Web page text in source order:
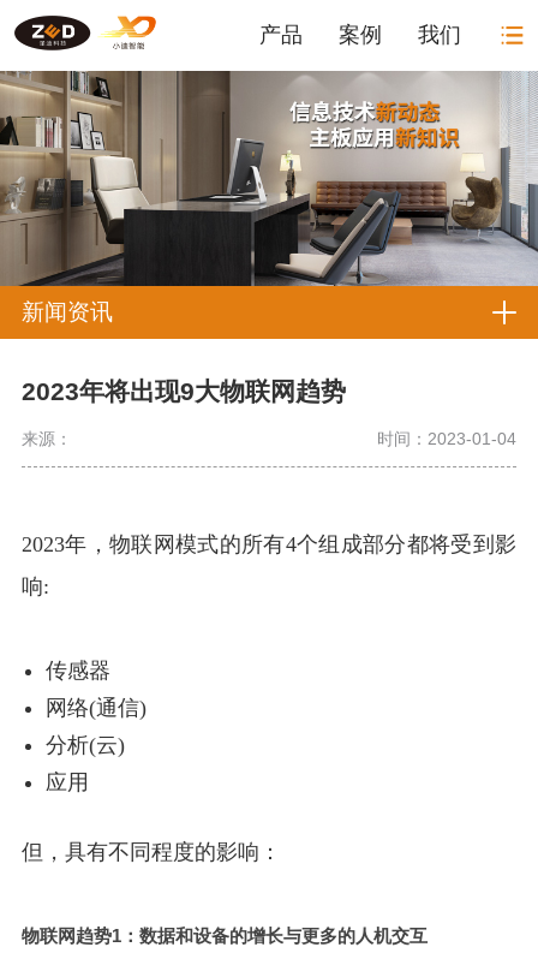
产品 案例 我们
新闻资讯
2023年将出现9大物联网趋势
来源： 时间：2023-01-04
2023年，物联网模式的所有4个组成部分都将受到影
响:
传感器
网络(通信)
分析(云)
应用
但，具有不同程度的影响：
物联网趋势1：数据和设备的增长与更多的人机交互